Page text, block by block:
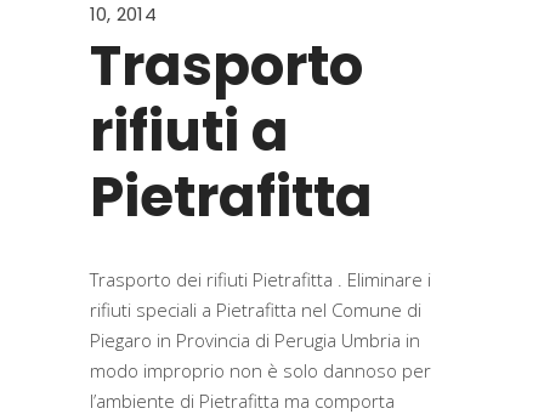
10, 2014
Trasporto
rifiuti a
Pietrafitta
Trasporto dei rifiuti Pietrafitta . Eliminare i
rifiuti speciali a Pietrafitta nel Comune di
Piegaro in Provincia di Perugia Umbria in
modo improprio non è solo dannoso per
l’ambiente di Pietrafitta ma comporta